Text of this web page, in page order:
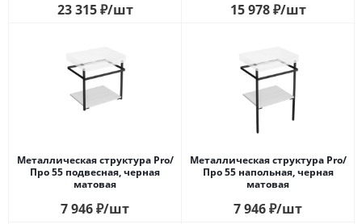
23 315₽/шт 15 978₽/шт
Металлическая структура Pro/
Про 55 подвесная, черная
матовая
7 946₽/шт
Металлическая структура Pro/
Про 55 напольная, черная
матовая
7 946₽/шт